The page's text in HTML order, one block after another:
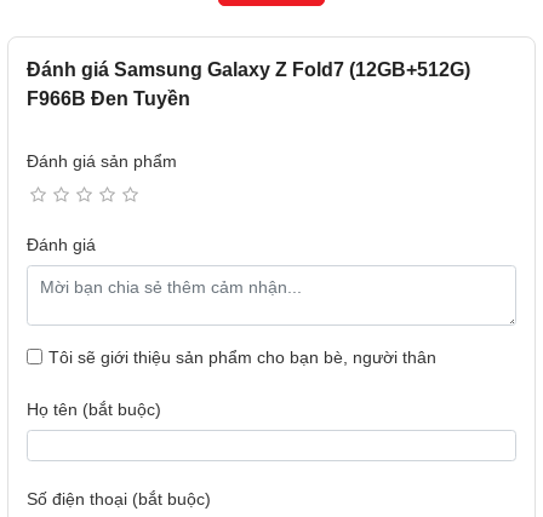
Thiết kế tinh gọn trong sắc màu tinh tế
mỏng nhẹ, nội tại mạnh mẽ
Khung nhôm cứng cáp
Thiết kế mỏng hơn, nhưng mạnh mẽ và bền bỉ hơn bao giờ
Đánh giá Samsung Galaxy Z Fold7 (12GB+512G)
F966B Đen Tuyền
Đánh giá sản phẩm
Đánh giá
Tôi sẽ giới thiệu sản phẩm cho bạn bè, người thân
Họ tên (bắt buộc)
Số điện thoại (bắt buộc)